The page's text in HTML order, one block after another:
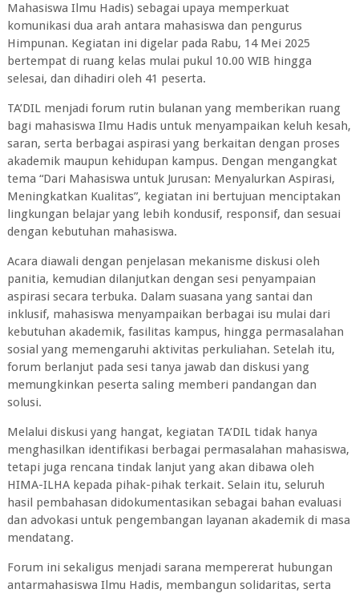
Mahasiswa Ilmu Hadis) sebagai upaya memperkuat
komunikasi dua arah antara mahasiswa dan pengurus
Himpunan. Kegiatan ini digelar pada Rabu, 14 Mei 2025
bertempat di ruang kelas mulai pukul 10.00 WIB hingga
selesai, dan dihadiri oleh 41 peserta.
TA’DIL menjadi forum rutin bulanan yang memberikan ruang
bagi mahasiswa Ilmu Hadis untuk menyampaikan keluh kesah,
saran, serta berbagai aspirasi yang berkaitan dengan proses
akademik maupun kehidupan kampus. Dengan mengangkat
tema “Dari Mahasiswa untuk Jurusan: Menyalurkan Aspirasi,
Meningkatkan Kualitas”, kegiatan ini bertujuan menciptakan
lingkungan belajar yang lebih kondusif, responsif, dan sesuai
dengan kebutuhan mahasiswa.
Acara diawali dengan penjelasan mekanisme diskusi oleh
panitia, kemudian dilanjutkan dengan sesi penyampaian
aspirasi secara terbuka. Dalam suasana yang santai dan
inklusif, mahasiswa menyampaikan berbagai isu mulai dari
kebutuhan akademik, fasilitas kampus, hingga permasalahan
sosial yang memengaruhi aktivitas perkuliahan. Setelah itu,
forum berlanjut pada sesi tanya jawab dan diskusi yang
memungkinkan peserta saling memberi pandangan dan
solusi.
Melalui diskusi yang hangat, kegiatan TA’DIL tidak hanya
menghasilkan identifikasi berbagai permasalahan mahasiswa,
tetapi juga rencana tindak lanjut yang akan dibawa oleh
HIMA-ILHA kepada pihak-pihak terkait. Selain itu, seluruh
hasil pembahasan didokumentasikan sebagai bahan evaluasi
dan advokasi untuk pengembangan layanan akademik di masa
mendatang.
Forum ini sekaligus menjadi sarana mempererat hubungan
antarmahasiswa Ilmu Hadis, membangun solidaritas, serta